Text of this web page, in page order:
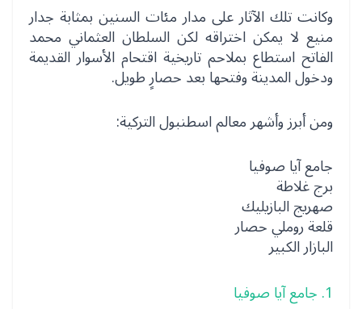
وكانت تلك الآثار على مدار مئات السنين بمثابة جدار
منيع لا يمكن اختراقه لكن السلطان العثماني محمد
الفاتح استطاع بملاحم تاريخية اقتحام الأسوار القديمة
ودخول المدينة وفتحها بعد حصارٍ طويل.
ومن أبرز وأشهر معالم اسطنبول التركية:
جامع آيا صوفيا
برج غلاطة
صهريج البازيليك
قلعة روملي حصار
البازار الكبير
1. جامع آيا صوفيا